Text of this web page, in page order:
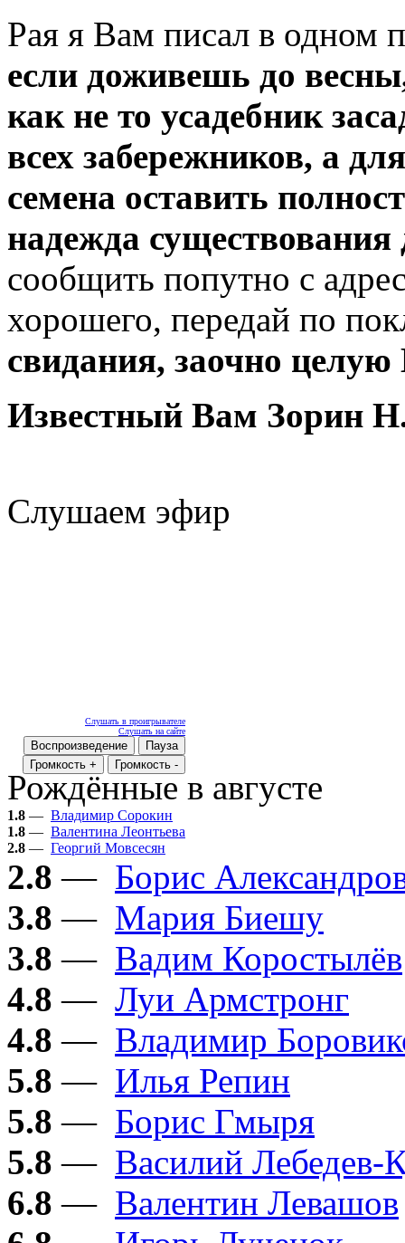
Рая я Вам писал в одном
если доживешь до
как не то усадебник
всех забережников, а
семена оставить
надежда существования
сообщить попутно с
хорошего, передай по
свидания, заочно
Известный Вам Зорин
Слушаем эфир
Слушать в проигрывателе
Слушать на сайте
Воспроизведение
Пауза
Громкость +
Громкость -
Рождённые в августе
1.8 — Владимир Сорокин
1.8 — Валентина Леонтьева
2.8 — Георгий Мовсесян
2.8 — Борис
3.8 — Мария Биешу
3.8 — Вадим Коростылёв
4.8 — Луи Армстронг
4.8 — Владимир
5.8 — Илья Репин
5.8 — Борис Гмыря
5.8 — Василий Лебедев-
6.8 — Валентин Левашов